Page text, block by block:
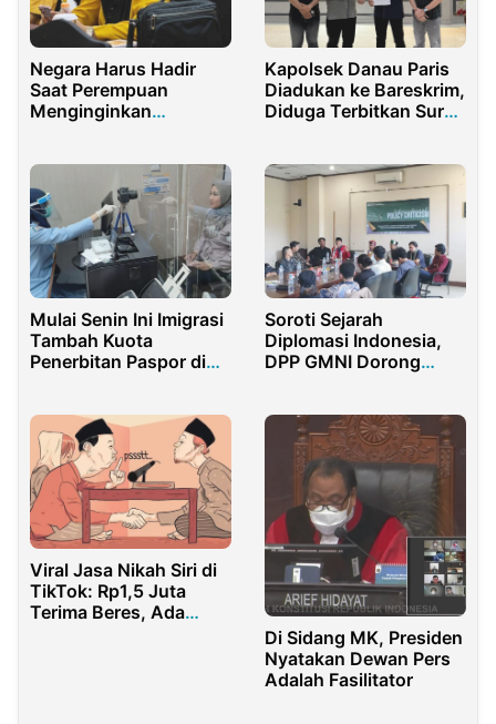
Negara Harus Hadir
Saat Perempuan
Menginginkan
Kapolsek Danau Paris
Diadukan ke Bareskrim,
Diduga Terbitkan Surat
Mulai Senin Ini Imigrasi
Tambah Kuota
Penerbitan Paspor di
Soroti Sejarah
Diplomasi Indonesia,
DPP GMNI Dorong
Viral Jasa Nikah Siri di
TikTok: Rp1,5 Juta
Terima Beres, Ada
Di Sidang MK, Presiden
Nyatakan Dewan Pers
Adalah Fasilitator